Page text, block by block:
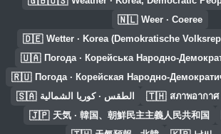
🇳🇱 Weer · Coeree
🇩🇪 Wetter · Korea (Demokratische
🇺🇦 Погода · Корейська Народно-
🇷🇺 Погода · Корейская Народно-
🇸🇦 الطقس · كوريا الشمالية 🇹🇭 สภาพอากาศ
🇯🇵 天気 · 韓国、朝鮮民主主義人民共和国